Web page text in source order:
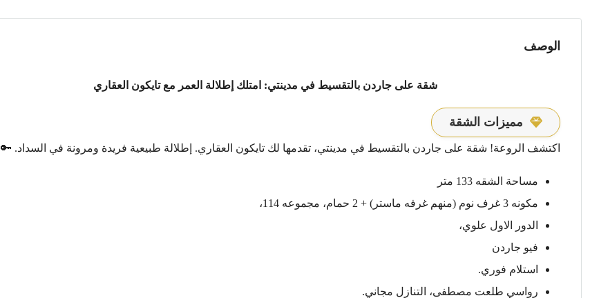
الوصف
شقة على جاردن بالتقسيط في مدينتي: امتلك إطلالة العمر مع تايكون العقاري
مميزات الشقة
اكتشف الروعة! شقة على جاردن بالتقسيط في مدينتي، تقدمها لك تايكون العقاري. إطلالة طبيعية فريدة ومرونة في السداد. 🔑
مساحة الشقه 133 متر
مكونه 3 غرف نوم (منهم غرفه ماستر) + 2 حمام، مجموعه 114،
الدور الاول علوي،
فيو جاردن
استلام فوري.
رواسي طلعت مصطفى، التنازل مجاني.